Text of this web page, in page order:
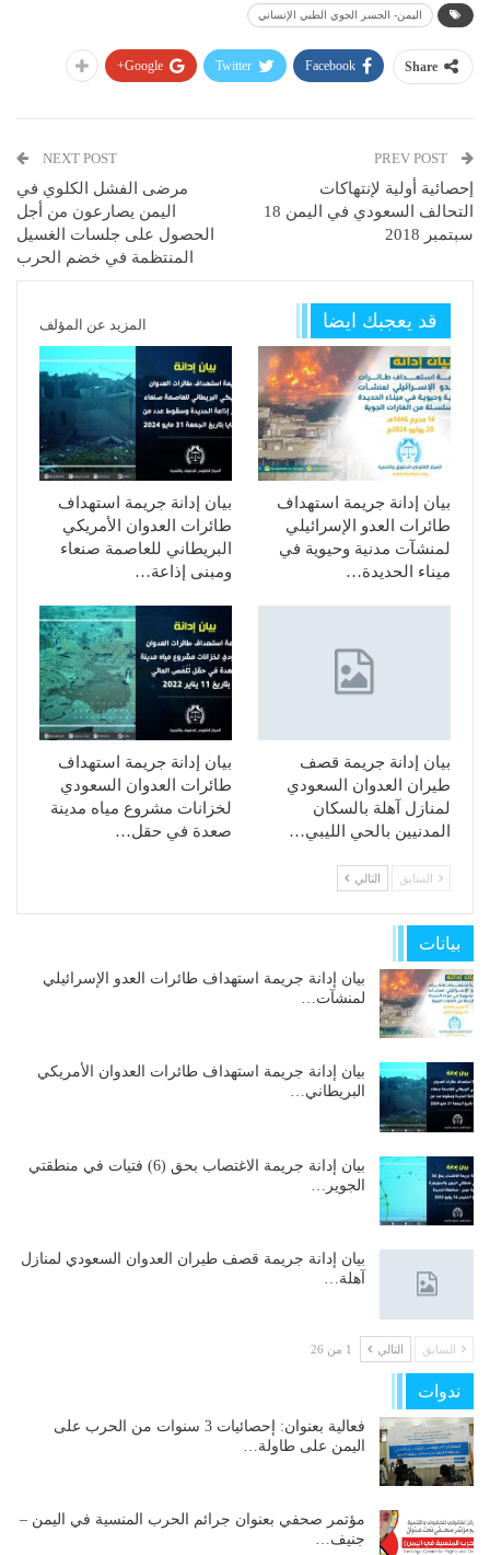
اليمن- الجسر الجوي الطبي الإنساني
Share
Facebook
Twitter
Google+
إحصائية أولية لإنتهاكات
التحالف السعودي في اليمن 18
سبتمبر 2018
NEXT POST
مرضى الفشل الكلوي في
اليمن يصارعون من أجل
الحصول على جلسات الغسيل
المنتظمة في خضم الحرب
قد يعجبك ايضا المزيد عن المؤلف
بيان إدانة جريمة استهداف
طائرات العدو الإسرائيلي
لمنشآت مدنية وحيوية في
ميناء الحديدة…
بيان إدانة جريمة استهداف
طائرات العدوان الأمريكي
البريطاني للعاصمة صنعاء
ومبنى إذاعة…
بيان إدانة جريمة قصف
طيران العدوان السعودي
لمنازل آهلة بالسكان
المدنيين بالحي الليبي…
بيان إدانة جريمة استهداف
طائرات العدوان السعودي
لخزانات مشروع مياه مدينة
صعدة في حقل…
السابق التالي
بيانات
بيان إدانة جريمة استهداف طائرات العدو الإسرائيلي
لمنشآت…
بيان إدانة جريمة استهداف طائرات العدوان الأمريكي
البريطاني…
بيان إدانة جريمة الاغتصاب بحق (6) فتيات في منطقتي
الجوير…
بيان إدانة جريمة قصف طيران العدوان السعودي لمنازل
آهلة…
السابق التالي 1 من 26
ندوات
فعالية بعنوان: إحصائيات 3 سنوات من الحرب على
اليمن على طاولة…
مؤتمر صحفي بعنوان جرائم الحرب المنسية في اليمن –
جنيف…